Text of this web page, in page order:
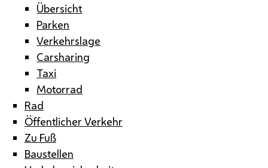
Übersicht
Parken
Verkehrslage
Carsharing
Taxi
Motorrad
Rad
Öffentlicher Verkehr
Zu Fuß
Baustellen